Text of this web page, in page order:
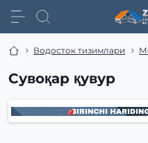
Водосток тизимлари
Сувоқар қувур